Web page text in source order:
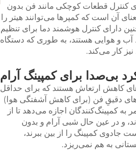
کنترل قطعات کوچکی مانند فن بدون
آن است که کمپرها می‌توانند هیتر را
دارای کنترل هوشمند دما برای تنظیم
و هوایی هستند، به طوری که دستگاه
کار می‌کند.
بی‌صدا برای کمپینگ آرام
کاهش ارتعاش هستند که برای حداقل
دقیقِ فن (برای کاهش آشفتگی هوا)
کمپینگ‌کنندگان اجازه می‌دهد تا از
و در عین حال شبی آرام و بدون
جادوی کمپینگ را از بین ببرند،
به هم نمی‌ریزد.